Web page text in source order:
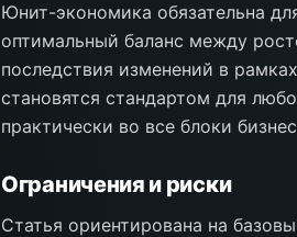
Юнит-экономика обязательна
оптимальный баланс между
последствия изменений в
становятся стандартом для
практически во все блоки
Ограничения и риски
Статья ориентирована на